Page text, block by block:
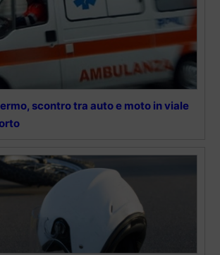
scontro tra auto e moto in viale